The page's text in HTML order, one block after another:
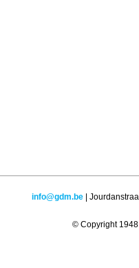
info@gdm.be|
© Copyright